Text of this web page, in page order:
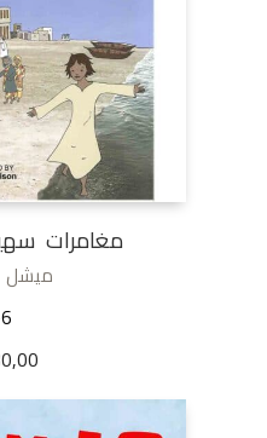
مغامرات
ميشل